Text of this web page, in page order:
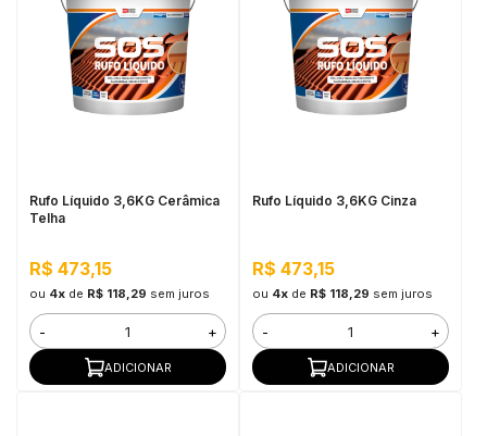
Rufo Líquido 3,6KG Cerâmica
Telha
R$ 473,15
ou 4xde R$ 118,29 sem juros
- +
ADICIONAR
Rufo Líquido 3,6KG Cinza
R$ 473,15
ou 4xde R$ 118,29 sem juros
- +
ADICIONAR